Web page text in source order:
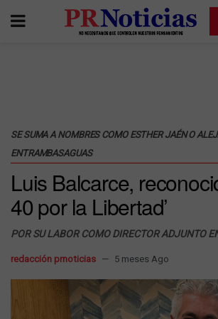
SE SUMA A NOMBRES COMO ESTHER JAÉN O
ENTRAMBASAGUAS
Luis Balcarce,
40 por la Libertad’
POR SU LABOR COMO DIRECTOR ADJUNTO
redacción prnoticias 5 meses Ago